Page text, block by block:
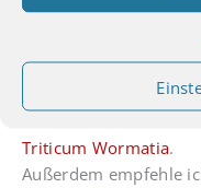
Willst du auch ein
Du bist Einsteiger
Rezept beginnen,
Triticum Wormatia.
Außerdem empfehle